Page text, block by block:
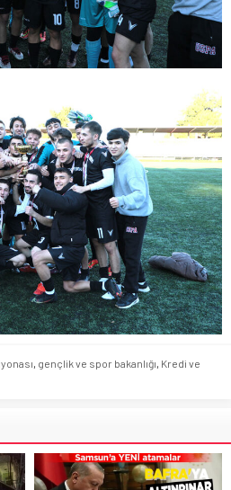
gençlik ve spor bakanlığı Kredi ve